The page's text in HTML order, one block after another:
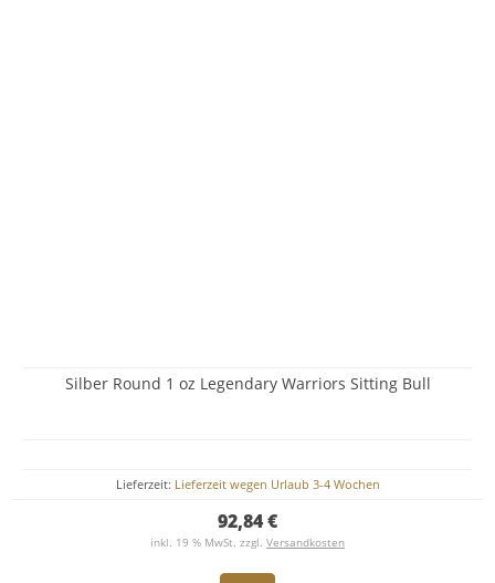
Silber Round 1 oz Legendary Warriors Sitting Bull
Lieferzeit: Lieferzeit wegen Urlaub 3-4 Wochen
92,84 €
inkl. 19 % MwSt. zzgl. Versandkosten